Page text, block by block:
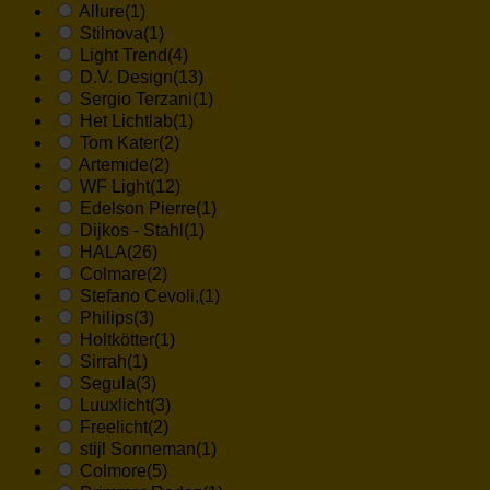
Allure(1)
Stilnova(1)
Light Trend (4)
D.V. Design(13)
Sergio Terzani(1)
Het Lichtlab(1)
Tom Kater(2)
Artemide(2)
WF Light(12)
Edelson Pierre(1)
Dijkos - Stahl (1)
HALA(26)
Colmare(2)
Stefano Cevoli,(1)
Philips(3)
Holtkötter(1)
Sirrah(1)
Segula(3)
Luuxlicht(3)
Freelicht(2)
stijl Sonneman(1)
Colmore(5)